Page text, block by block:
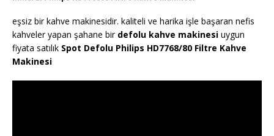
eşsiz bir kahve makinesidir. kaliteli ve harika işle başaran nefis
kahveler yapan şahane bir defolu kahve makinesi uygun
fiyata satılık Spot Defolu Philips HD7768/80 Filtre Kahve
Makinesi